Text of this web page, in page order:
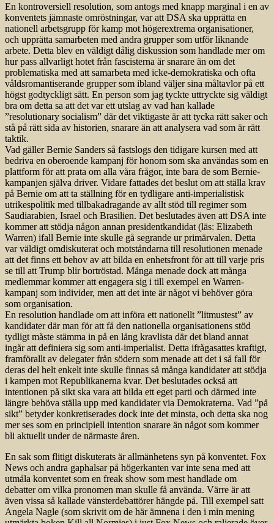
En kontroversiell resolution, som antogs med knapp marginal i en av
konventets jämnaste omröstningar, var att DSA ska upprätta en
nationell arbetsgrupp för kamp mot högerextrema organisationer,
och upprätta samarbeten med andra grupper som utför liknande
arbete. Detta blev en väldigt dålig diskussion som handlade mer om
hur pass allvarligt hotet från fascisterna är snarare än om det
problematiska med att samarbeta med icke-demokratiska och ofta
våldsromantiserande grupper som ibland väljer sina måltavlor på ett
högst godtyckligt sätt. En person som jag tyckte uttryckte sig väldigt
bra om detta sa att det var ett utslag av vad han kallade
”resolutionary socialism” där det viktigaste är att tycka rätt saker och
stå på rätt sida av historien, snarare än att analysera vad som är rätt
taktik.
Vad gäller Bernie Sanders så fastslogs den tidigare kursen med att
bedriva en oberoende kampanj för honom som ska användas som en
plattform för att prata om alla våra frågor, inte bara de som Bernie-
kampanjen själva driver. Vidare fattades det beslut om att ställa krav
på Bernie om att ta ställning för en tydligare anti-imperialistisk
utrikespolitik med tillbakadragande av allt stöd till regimer som
Saudiarabien, Israel och Brasilien. Det beslutades även att DSA inte
kommer att stödja någon annan presidentkandidat (läs: Elizabeth
Warren) ifall Bernie inte skulle gå segrande ur primärvalen. Detta
var väldigt omdiskuterat och motståndarna till resolutionen menade
att det finns ett behov av att bilda en enhetsfront för att till varje pris
se till att Trump blir bortröstad. Många menade dock att många
medlemmar kommer att engagera sig i till exempel en Warren-
kampanj som individer, men att det inte är något vi behöver göra
som organisation.
En resolution handlade om att införa ett nationellt ”litmustest” av
kandidater där man för att få den nationella organisationens stöd
tydligt måste stämma in på en lång kravlista där det bland annat
ingår att definiera sig som anti-imperialist. Detta ifrågasattes kraftigt,
framförallt av delegater från södern som menade att det i så fall för
deras del helt enkelt inte skulle finnas så många kandidater att stödja
i kampen mot Republikanerna kvar. Det beslutades också att
intentionen på sikt ska vara att bilda ett eget parti och därmed inte
längre behöva ställa upp med kandidater via Demokraterna. Vad ”på
sikt” betyder konkretiserades dock inte det minsta, och detta ska nog
mer ses som en principiell intention snarare än något som kommer
bli aktuellt under de närmaste åren.
En sak som flitigt diskuterats är allmänhetens syn på konventet. Fox
News och andra gaphalsar på högerkanten var inte sena med att
utmåla konventet som en freak show som mest handlade om
debatter om vilka pronomen man skulle få använda. Värre är att
även vissa så kallade vänsterdebattörer hängde på. Till exempel satt
Angela Nagle (som skrivit om de här ämnena i den i min mening